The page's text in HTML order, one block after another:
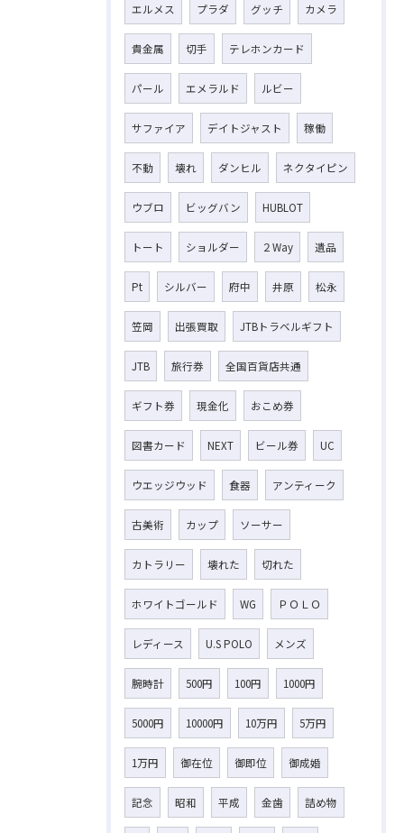
エルメス プラダ グッチ カメラ
貴金属 切手 テレホンカード
パール エメラルド ルビー
サファイア デイトジャスト 稼働
不動 壊れ ダンヒル ネクタイピン
ウブロ ビッグバン HUBLOT
トート ショルダー ２Way 遺品
Pt シルバー 府中 井原 松永
笠岡 出張買取 JTBトラベルギフト
JTB 旅行券 全国百貨店共通
ギフト券 現金化 おこめ券
図書カード NEXT ビール券 UC
ウエッジウッド 食器 アンティーク
古美術 カップ ソーサー
カトラリー 壊れた 切れた
ホワイトゴールド WG ＰＯＬＯ
レディース U.S POLO メンズ
腕時計 500円 100円 1000円
5000円 10000円 10万円 5万円
1万円 御在位 御即位 御成婚
記念 昭和 平成 金歯 詰め物